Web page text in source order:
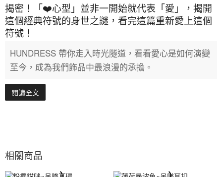
揭密！「❤️心型」並非一開始就代表「愛」，揭開
這個經典符號的身世之謎，看完這篇重新愛上這個
符號！
HUNDRESS 帶你走入時光隧道，看看愛心是如何演變
至今，成為我們飾品中最浪漫的承擔。
閱讀全文
相關商品